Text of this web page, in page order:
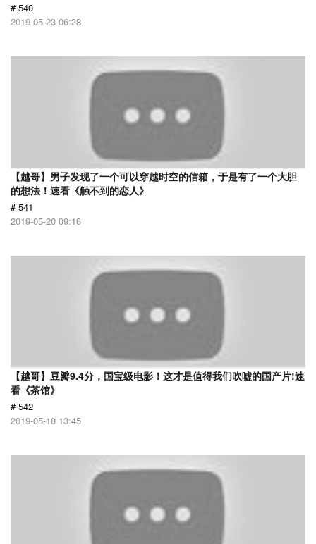
# 540
2019-05-23 06:28
【越哥】男子发现了一个可以穿越时空的信箱，于是有了一个大胆
的想法！速看《触不到的恋人》
# 541
2019-05-20 09:16
【越哥】豆瓣9.4分，国宝级电影！这才是值得我们吹嘘的国产片!速
看《茶馆》
# 542
2019-05-18 13:45